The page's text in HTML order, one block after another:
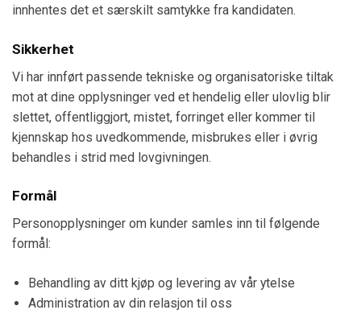
innhentes det et særskilt samtykke fra kandidaten.
Sikkerhet
Vi har innført passende tekniske og organisatoriske tiltak
mot at dine opplysninger ved et hendelig eller ulovlig blir
slettet, offentliggjort, mistet, forringet eller kommer til
kjennskap hos uvedkommende, misbrukes eller i øvrig
behandles i strid med lovgivningen.
Formål
Personopplysninger om kunder samles inn til følgende
formål:
Behandling av ditt kjøp og levering av vår ytelse
Administration av din relasjon til oss